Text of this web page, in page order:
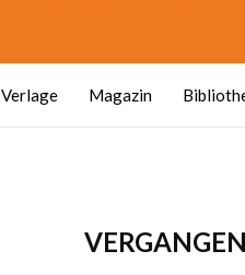
Verlage Magazin